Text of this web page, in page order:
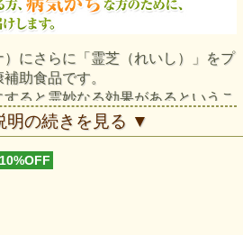
にさらに「霊芝（れいし）」をプ
助食品です。
ると霊妙なる効果があるというこ
うになりました。
ない物質です。
ンパク質の一種で、消化・吸収や
明の続きを見る ▼
10%OFF